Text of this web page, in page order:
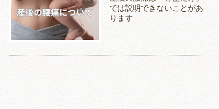
では説明できないことがあ
ります